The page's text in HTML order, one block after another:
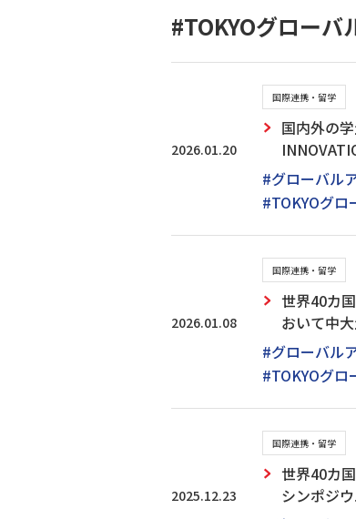
#TOKYOグロー
2026.01.20
国際連携・留学
国内外の
#グローバル
#TOKYOグロ
2026.01.08
国際連携・留学
世界40カ
おいて中
#グローバル
#TOKYOグロ
2025.12.23
国際連携・留学
世界40カ
シンポジ